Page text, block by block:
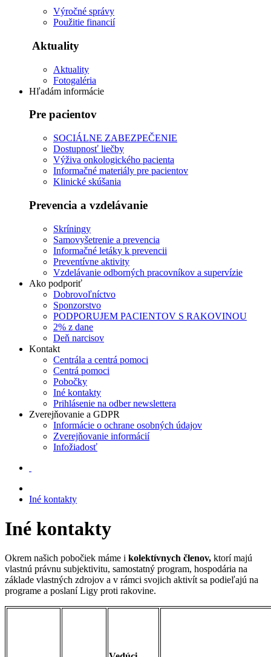
Výročné správy
Použitie financií
Aktuality
Aktuality
Fotogaléria
Hľadám informácie
Pre pacientov
SOCIÁLNE ZABEZPEČENIE
Dostupnosť liečby
Výživa onkologického pacienta
Informačné materiály pre pacientov
Klinické skúšania
Prevencia a vzdelávanie
Skríningy
Samovyšetrenie a prevencia
Informačné letáky k prevencii
Preventívne aktivity
Vzdelávanie odborných pracovníkov a supervízie
Ako podporiť
Dobrovoľníctvo
Sponzorstvo
PODPORUJEM PACIENTOV S RAKOVINOU
2% z dane
Deň narcisov
Kontakt
Centrála a centrá pomoci
Centrá pomoci
Pobočky
Iné kontakty
Prihlásenie na odber newslettera
Zverejňovanie a GDPR
Informácie o ochrane osobných údajov
Zverejňovanie informácií
Infožiadosť
Iné kontakty
Iné kontakty
Okrem našich pobočiek máme i kolektívnych členov, ktorí majú
vlastnú právnu subjektivitu, samostatný program, hospodária na
základe vlastných zdrojov a v rámci svojich aktivít sa podieľajú na
programe a poslaní Ligy proti rakovine.